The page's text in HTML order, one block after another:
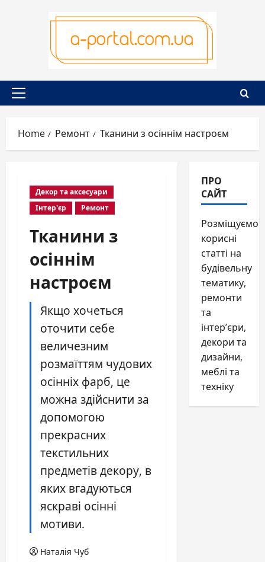
Primary
Home Ремонт Тканини з осіннім настроєм
Декор та аксесуари
Інтер'єр
Ремонт
Тканини з
осіннім
настроєм
Якщо хочеться
оточити себе
величезним
розмаїттям чудових
осінніх фарб, це
можна здійснити за
допомогою
прекрасних
текстильних
предметів декору, в
яких вгадуються
яскраві осінні
мотиви.
Наталія Чуб
ПРО
САЙТ
Розміщуємо
корисні
статті на
будівельну
тематику,
ремонти
та
інтер’єри,
декори та
дизайни,
меблі та
техніку